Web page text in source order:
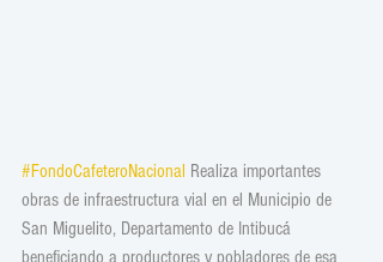
#FondoCafeteroNacional Realiza importantes
obras de infraestructura vial en el Municipio de
San Miguelito, Departamento de Intibucá